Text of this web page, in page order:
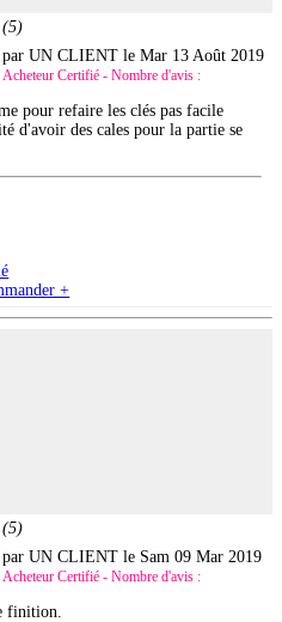
(5)
par UN CLIENT leMar 13 Août 2019
Acheteur Certifié - Nombre d'avis :
pour refaire les clés pas facile
d'avoir des cales pour la partie se
+
(5)
par UN CLIENT le Sam 09 Mar 2019
Acheteur Certifié - Nombre d'avis :
finition.